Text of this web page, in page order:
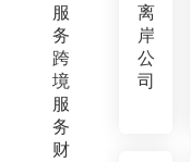
服
务
跨
境
服
务
财
离
岸
公
司